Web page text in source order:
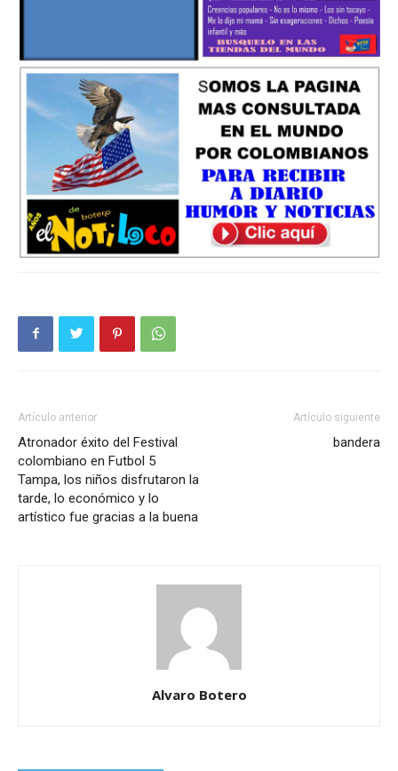
Artículo anterior
Atronador éxito del Festival
colombiano en Futbol 5
Tampa, los niños disfrutaron la
tarde, lo económico y lo
artístico fue gracias a la buena
Artículo siguiente
bandera
Alvaro Botero